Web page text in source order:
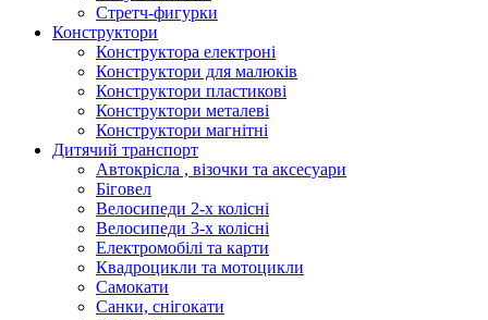
Стретч-фигурки
Конструктори
Конструктора електроні
Конструктори для малюків
Конструктори пластикові
Конструктори металеві
Конструктори магнітні
Дитячий транспорт
Автокрісла , візочки та аксесуари
Біговел
Велосипеди 2-х колісні
Велосипеди 3-х колісні
Електромобілі та карти
Квадроцикли та мотоцикли
Самокати
Санки, снігокати